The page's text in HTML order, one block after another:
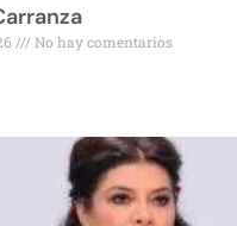
No hay comentarios